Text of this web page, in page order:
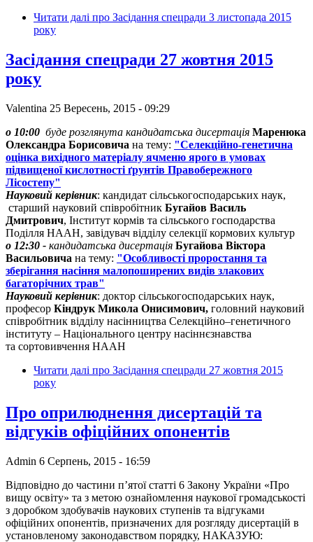
Читати далі про Засідання спецради 3 листопада 2015
року
Засідання спецради 27 жовтня 2015
року
Valentina 25 Вересень, 2015 - 09:29
о 10:00 буде розглянута кандидатська дисертація Маренюка
Олександра Борисовича на тему: "Селекційно-генетична
оцінка вихідного матеріалу ячменю ярого в умовах
підвищеної кислотності ґрунтів Правобережного
Лісостепу"
Науковий керівник: кандидат сільськогосподарських наук,
старший науковий співробітник Бугайов Василь
Дмитрович, Інститут кормів та сільського господарства
Поділля НААН, завідувач відділу селекції кормових культур
о 12:30 - кандидатська дисертація Бугайова Віктора
Васильовича на тему: "Особливості проростання та
зберігання насіння малопоширених видів злакових
багаторічних трав"
Науковий керівник: доктор сільськогосподарських наук,
професор Кіндрук Микола Онисимович, головний науковий
співробітник відділу насінництва Селекційно–генетичного
інституту – Національного центру насіннєзнавства
та сортовивчення НААН
Читати далі про Засідання спецради 27 жовтня 2015
року
Про оприлюднення дисертацій та
відгуків офіційних опонентів
Admin 6 Серпень, 2015 - 16:59
Відповідно до частини п’ятої статті 6 Закону України «Про
вищу освіту» та з метою ознайомлення наукової громадськості
з доробком здобувачів наукових ступенів та відгуками
офіційних опонентів, призначених для розгляду дисертацій в
установленому законодавством порядку, НАКАЗУЮ: